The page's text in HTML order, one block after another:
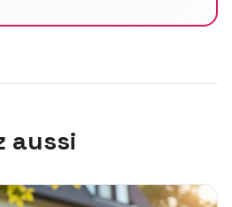
aussi